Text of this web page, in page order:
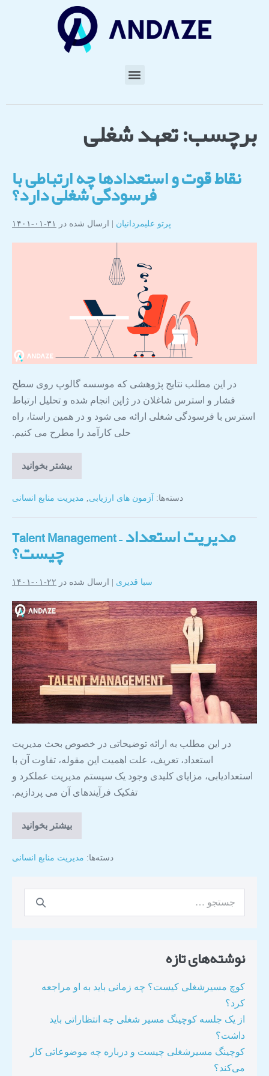
برچسب:تعهد شغلی
نقاط قوت و استعدادها چه ارتباطی با
فرسودگی شغلی دارد؟
پرتو علیمردانیان| ارسال شده در ۳۱-۰۱-۱۴۰۱
در این مطلب نتایج پژوهشی که موسسه گالوپ روی سطح
فشار و استرس شاغلان در ژاپن انجام شده و تحلیل ارتباط
استرس با فرسودگی شغلی ارائه می شود و در همین راستا، راه
حلی کارآمد را مطرح می کنیم.
بیشتر بخوانید
دسته‌ها: آزمون های ارزیابی , مدیریت منابع انسانی
مدیریت استعداد – Talent Management
چیست؟
سبا قدیری| ارسال شده در ۲۲-۰۱-۱۴۰۱
در این مطلب به ارائه توضیحاتی در خصوص بحث مدیریت
استعداد، تعریف، علت اهمیت این مقوله، تفاوت آن با
استعدادیابی، مزایای کلیدی وجود یک سیستم مدیریت عملکرد و
تفکیک فرآیندهای آن می پردازیم.
بیشتر بخوانید
دسته‌ها: مدیریت منابع انسانی
نوشته‌های تازه
کوچ مسیرشغلی کیست؟ چه زمانی باید به او مراجعه
کرد؟
از یک جلسه کوچینگ مسیر شغلی چه انتظاراتی باید
داشت؟
کوچینگ مسیرشغلی چیست و درباره چه موضوعاتی کار
می‌کند؟